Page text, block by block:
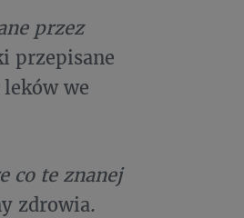
przez
przepisane
we
co te znanej
zdrowia.